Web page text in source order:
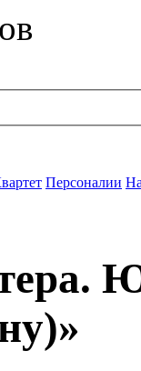
Персоналии